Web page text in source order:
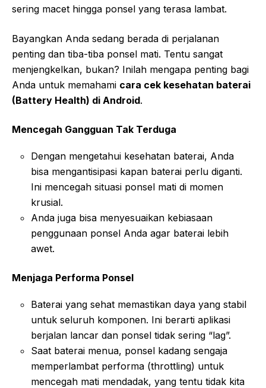
sering macet hingga ponsel yang terasa lambat.
Bayangkan Anda sedang berada di perjalanan
penting dan tiba-tiba ponsel mati. Tentu sangat
menjengkelkan, bukan? Inilah mengapa penting bagi
Anda untuk memahami cara cek kesehatan baterai
(Battery Health) di Android.
Mencegah Gangguan Tak Terduga
Dengan mengetahui kesehatan baterai, Anda
bisa mengantisipasi kapan baterai perlu diganti.
Ini mencegah situasi ponsel mati di momen
krusial.
Anda juga bisa menyesuaikan kebiasaan
penggunaan ponsel Anda agar baterai lebih
awet.
Menjaga Performa Ponsel
Baterai yang sehat memastikan daya yang stabil
untuk seluruh komponen. Ini berarti aplikasi
berjalan lancar dan ponsel tidak sering “lag”.
Saat baterai menua, ponsel kadang sengaja
memperlambat performa (throttling) untuk
mencegah mati mendadak, yang tentu tidak kita